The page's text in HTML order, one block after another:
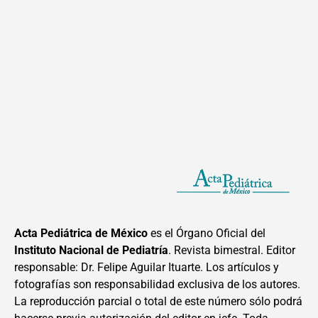
Acta Pediátrica de México es el Órgano Oficial del
Instituto Nacional de Pediatría. Revista bimestral. Editor
responsable: Dr. Felipe Aguilar Ituarte. Los artículos y
fotografías son responsabilidad exclusiva de los autores.
La reproducción parcial o total de este número sólo podrá